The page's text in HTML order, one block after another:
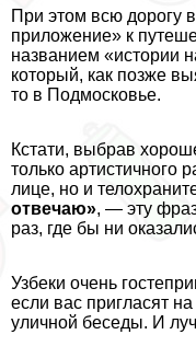
При этом всю дорогу
приложение» к
названием «истории
который, как позже
то в Подмосковье.
Кстати, выбрав
только артистичного
лице, но и
отвечаю», — эту
раз, где бы ни
Узбеки очень
если вас пригласят
уличной беседы. И